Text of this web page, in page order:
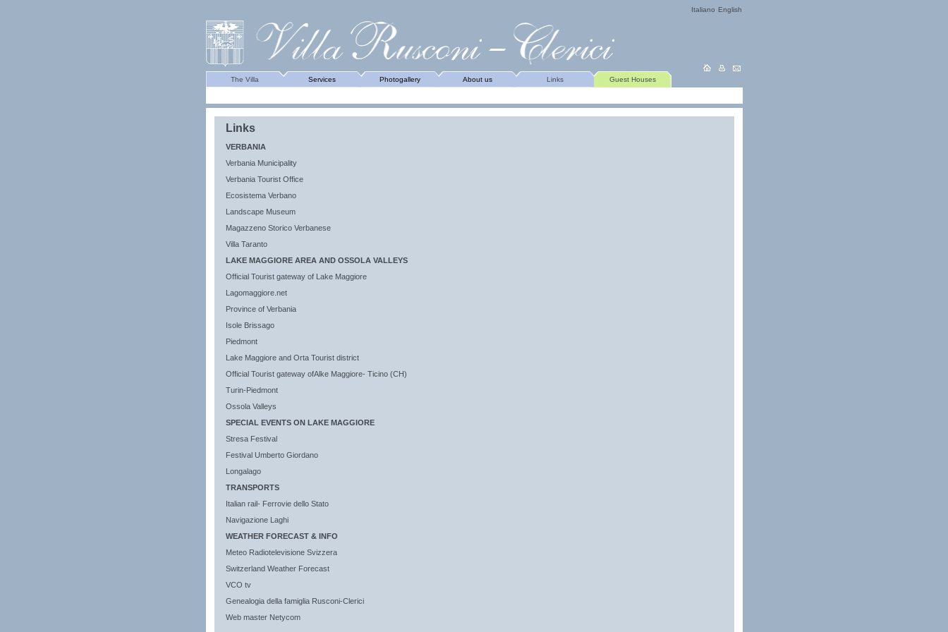
Italiano English
The Villa Services Photogallery About us Links Guest Houses
Links
VERBANIA
Verbania Municipality
Verbania Tourist Office
Ecosistema Verbano
Landscape Museum
Magazzeno Storico Verbanese
Villa Taranto
LAKE MAGGIORE AREA AND OSSOLA VALLEYS
Official Tourist gateway of Lake Maggiore
Lagomaggiore.net
Province of Verbania
Isole Brissago
Piedmont
Lake Maggiore and Orta Tourist district
Official Tourist gateway ofAlke Maggiore- Ticino (CH)
Turin-Piedmont
Ossola Valleys
SPECIAL EVENTS ON LAKE MAGGIORE
Stresa Festival
Festival Umberto Giordano
Longalago
TRANSPORTS
Italian rail- Ferrovie dello Stato
Navigazione Laghi
WEATHER FORECAST & INFO
Meteo Radiotelevisione Svizzera
Switzerland Weather Forecast
VCO tv
Genealogia della famiglia Rusconi-Clerici
Web master Netycom